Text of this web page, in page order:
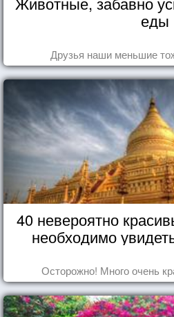
еды
Друзья наши меньшие
40 невероятно
необходимо
Осторожно! Много очень